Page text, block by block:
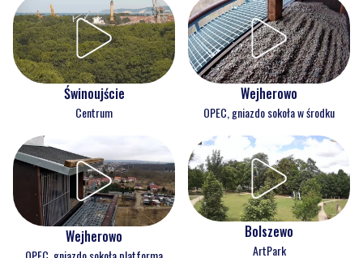
Świnoujście
Centrum
Wejherowo
OPEC, gniazdo sokoła w środku
Wejherowo Bolszewo
ArtPark